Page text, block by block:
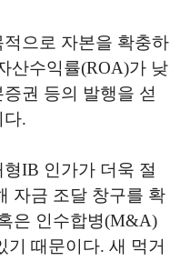
으로 자본을 확충하
산수익률(ROA)가 낮
권 등의 발행을 섣
다.
IB 인가가 더욱 절
자금 조달 창구를 확
은 인수합병(M&A)
기 때문이다. 새 먹거